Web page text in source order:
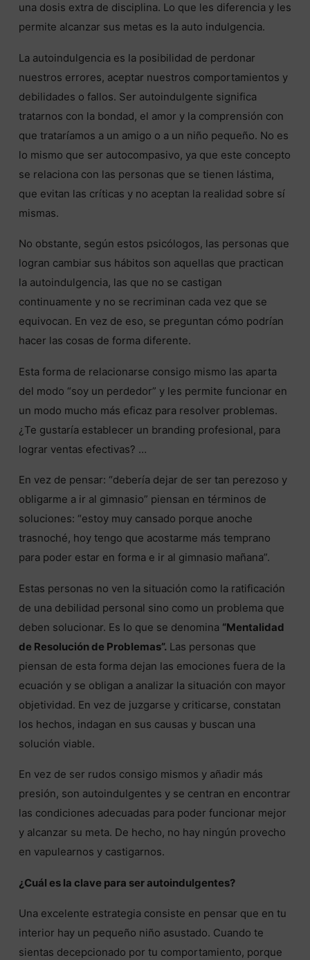
una dosis extra de disciplina. Lo que les diferencia y les
permite alcanzar sus metas es la auto indulgencia.
La autoindulgencia es la posibilidad de perdonar
nuestros errores, aceptar nuestros comportamientos y
debilidades o fallos. Ser autoindulgente significa
tratarnos con la bondad, el amor y la comprensión con
que trataríamos a un amigo o a un niño pequeño. No es
lo mismo que ser autocompasivo, ya que este concepto
se relaciona con las personas que se tienen lástima,
que evitan las críticas y no aceptan la realidad sobre sí
mismas.
No obstante, según estos psicólogos, las personas que
logran cambiar sus hábitos son aquellas que practican
la autoindulgencia, las que no se castigan
continuamente y no se recriminan cada vez que se
equivocan. En vez de eso, se preguntan cómo podrían
hacer las cosas de forma diferente.
Esta forma de relacionarse consigo mismo las aparta
del modo “soy un perdedor” y les permite funcionar en
un modo mucho más eficaz para resolver problemas.
¿Te gustaría establecer un branding profesional, para
lograr ventas efectivas? …
En vez de pensar: “debería dejar de ser tan perezoso y
obligarme a ir al gimnasio” piensan en términos de
soluciones: “estoy muy cansado porque anoche
trasnoché, hoy tengo que acostarme más temprano
para poder estar en forma e ir al gimnasio mañana”.
Estas personas no ven la situación como la ratificación
de una debilidad personal sino como un problema que
deben solucionar. Es lo que se denomina “Mentalidad
de Resolución de Problemas”. Las personas que
piensan de esta forma dejan las emociones fuera de la
ecuación y se obligan a analizar la situación con mayor
objetividad. En vez de juzgarse y criticarse, constatan
los hechos, indagan en sus causas y buscan una
solución viable.
En vez de ser rudos consigo mismos y añadir más
presión, son autoindulgentes y se centran en encontrar
las condiciones adecuadas para poder funcionar mejor
y alcanzar su meta. De hecho, no hay ningún provecho
en vapulearnos y castigarnos.
¿Cuál es la clave para ser autoindulgentes?
Una excelente estrategia consiste en pensar que en tu
interior hay un pequeño niño asustado. Cuando te
sientas decepcionado por tu comportamiento, porque